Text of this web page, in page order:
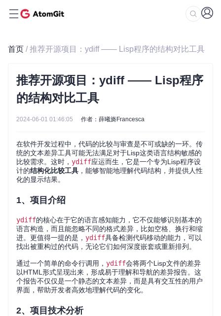
首页 / 推荐开源项目：ydiff —— Lisp程序的结构对比工具
推荐开源项目：ydiff —— Lisp程序
的结构对比工具
2024-06-01 01:46:05 作者：薛曦旖Francesca
在软件开发过程中，代码的比较与审查是不可或缺的一环。传
统的文本差异工具可能无法满足对于Lisp这类语言结构敏感的
比较需求。这时， ydiff应运而生，它是一个专为Lisp程序设
计的结构化比较工具 ，能够智能地理解代码结构，并提供人性
化的显示结果。
1、项目介绍
ydiff的核心在于它的语言感知能力，它不仅能够识别基本的
语言构造，而且能忽略不同的格式差异，比如空格、换行和缩
进。更值得一提的是， ydiff具备检测代码移动的能力，可以
找出被重构过的代码，无论它们如何深度嵌套或重新排列。
通过一个简单的命令行调用， ydiff会将两个Lisp文件的差异
以HTML形式呈现出来，形成易于理解和导航的差异报告。这
个报告不仅仅是一个静态的文本差异，而是具有交互性的用户
界面，帮助开发者高效地理解代码的变化。
2、项目技术分析